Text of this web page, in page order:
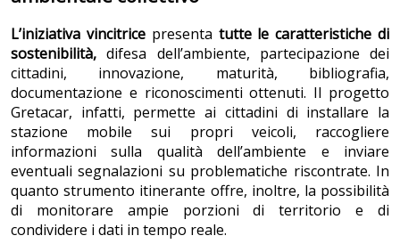
L’iniziativa vincitrice presenta tutte le caratteristiche di
sostenibilità, difesa dell’ambiente, partecipazione dei
cittadini, innovazione, maturità, bibliografia,
documentazione e riconoscimenti ottenuti. Il progetto
Gretacar, infatti, permette ai cittadini di installare la
stazione mobile sui propri veicoli, raccogliere
informazioni sulla qualità dell’ambiente e inviare
eventuali segnalazioni su problematiche riscontrate. In
quanto strumento itinerante offre, inoltre, la possibilità
di monitorare ampie porzioni di territorio e di
condividere i dati in tempo reale.